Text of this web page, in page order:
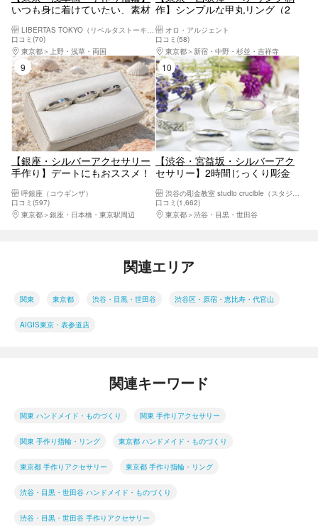
いつも身に着けていたい、素材
リング作り（1個）
LIBERTAS TOKYO（リベルタストーキョー）
口コミ(70)
東京都
上野・浅草・両国
作】シンプルな甲丸リング（2
げます。
オロ・アルジェント
口コミ(58)
東京都
新宿・中野・杉並・吉祥寺
9位
【銀座・シルバーアクセサリー
手作り】デートにもおススメ！
グ作り体験
呼銀座（コウギンザ）
口コミ(597)
東京都
銀座・日本橋・東京駅周辺
10位
【渋谷・宮益坂・シルバーアク
セサリー】2時間じっくり彫金
ー刻印リング。親切・丁寧なレ
クチャーだから安心！渋谷駅か
ら徒歩6分
口コミ(1,662)
東京都
渋谷・目黒・世田谷
関連エリア
関東 東京都 渋谷・目黒・世田谷 渋谷区・原宿・恵比寿・代官山
AIGIS東京・表参道店
関連キーワード
関東 ハンドメイド・ものづくり 関東 手作りアクセサリー
関東 手作り指輪・リング 東京都 ハンドメイド・ものづくり
東京都 手作りアクセサリー 東京都 手作り指輪・リング
渋谷・目黒・世田谷 ハンドメイド・ものづくり
渋谷・目黒・世田谷 手作りアクセサリー